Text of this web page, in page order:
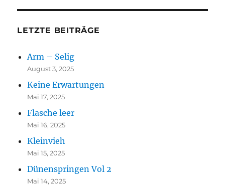
LETZTE BEITRÄGE
Arm – Selig
August 3, 2025
Keine Erwartungen
Mai 17, 2025
Flasche leer
Mai 16, 2025
Kleinvieh
Mai 15, 2025
Dünenspringen Vol 2
Mai 14, 2025